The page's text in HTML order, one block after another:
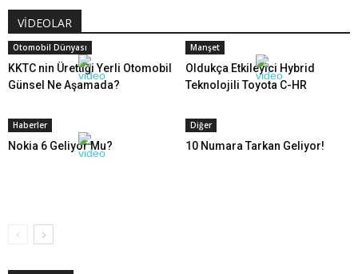
VİDEOLAR
Otomobil Dünyası
KKTC nin Ürettiği Yerli Otomobil
Günsel Ne Aşamada?
Manşet
Oldukça Etkileyici Hybrid
Teknolojili Toyota C-HR
Haberler
Nokia 6 Geliyor Mu?
Diğer
10 Numara Tarkan Geliyor!